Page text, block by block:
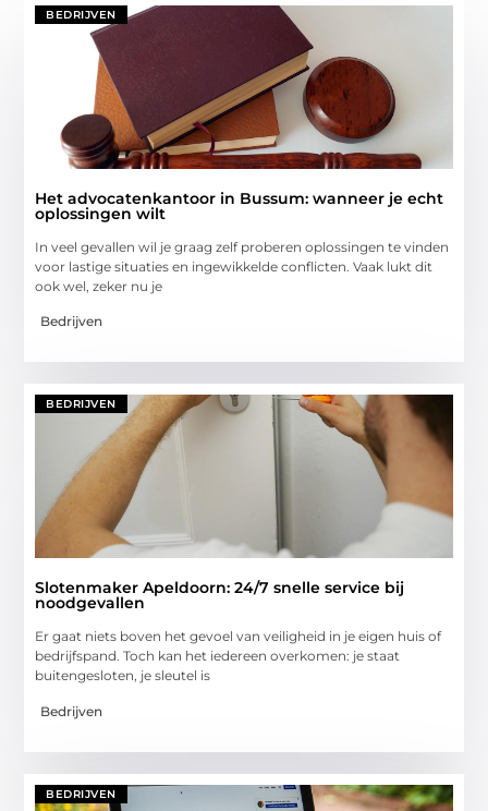
BEDRIJVEN
Het advocatenkantoor in Bussum: wanneer je echt
oplossingen wilt
In veel gevallen wil je graag zelf proberen oplossingen te vinden
voor lastige situaties en ingewikkelde conflicten. Vaak lukt dit
ook wel, zeker nu je
Bedrijven
BEDRIJVEN
Slotenmaker Apeldoorn: 24/7 snelle service bij
noodgevallen
Er gaat niets boven het gevoel van veiligheid in je eigen huis of
bedrijfspand. Toch kan het iedereen overkomen: je staat
buitengesloten, je sleutel is
Bedrijven
BEDRIJVEN